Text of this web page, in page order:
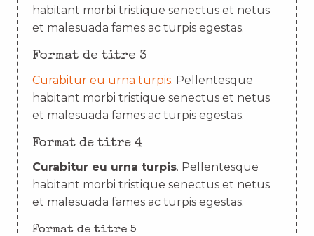
habitant morbi tristique senectus et netus
et malesuada fames ac turpis egestas.
Format de titre 3
Curabitur eu urna turpis. Pellentesque
habitant morbi tristique senectus et netus
et malesuada fames ac turpis egestas.
Format de titre 4
Curabitur eu urna turpis. Pellentesque
habitant morbi tristique senectus et netus
et malesuada fames ac turpis egestas.
Format de titre 5